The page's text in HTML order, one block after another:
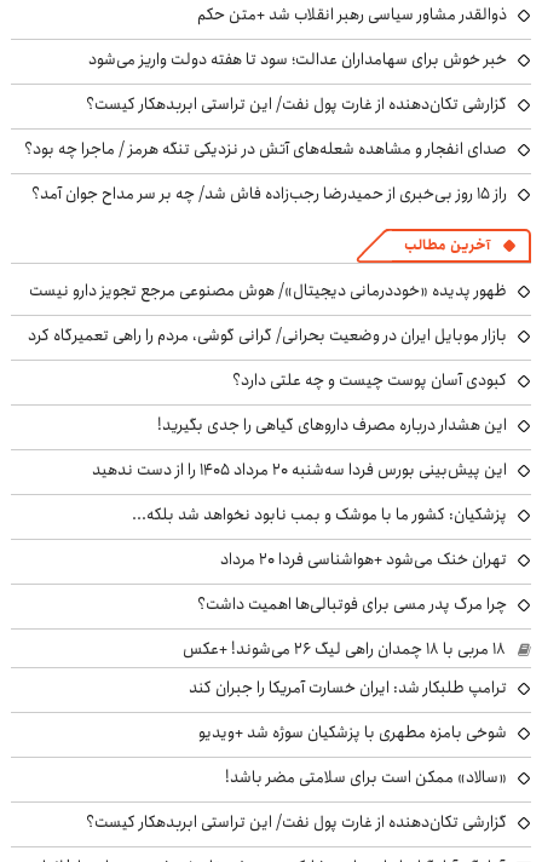
ذوالقدر مشاور سیاسی رهبر انقلاب شد +متن حکم
خبر خوش برای سهامداران عدالت؛ سود تا هفته دولت واریز می‌شود
گزارشی تکان‌دهنده از غارت پول نفت/ این تراستی ابربدهکار کیست؟
صدای انفجار و مشاهده شعله‌های آتش در نزدیکی تنگه هرمز / ماجرا چه بود؟
راز ۱۵ روز بی‌خبری از حمیدرضا رجب‌زاده فاش شد/ چه بر سر مداح جوان آمد؟
آخرین مطالب
ظهور پدیده «خوددرمانی دیجیتال»/ هوش مصنوعی مرجع تجویز دارو نیست
بازار موبایل ایران در وضعیت بحرانی/ گرانی گوشی، مردم را راهی تعمیرگاه کرد
کبودی آسان پوست چیست و چه علتی دارد؟
این هشدار درباره مصرف داروهای گیاهی را جدی بگیرید!
این پیش‌بینی بورس فردا سه‌شنبه ۲۰ مرداد ۱۴۰۵ را از دست ندهید
پزشکیان: کشور ما با موشک و بمب نابود نخواهد شد بلکه...
تهران خنک می‌شود +هواشناسی فردا ۲۰ مرداد
چرا مرگ پدر مسی برای فوتبالی‌ها اهمیت داشت؟
۱۸ مربی با ۱۸ چمدان راهی لیگ ۲۶ می‌شوند! +عکس
ترامپ طلبکار شد: ایران خسارت آمریکا را جبران کند
شوخی بامزه مطهری با پزشکیان سوژه شد +ویدیو
«سالاد» ممکن است برای سلامتی مضر باشد!
گزارشی تکان‌دهنده از غارت پول نفت/ این تراستی ابربدهکار کیست؟